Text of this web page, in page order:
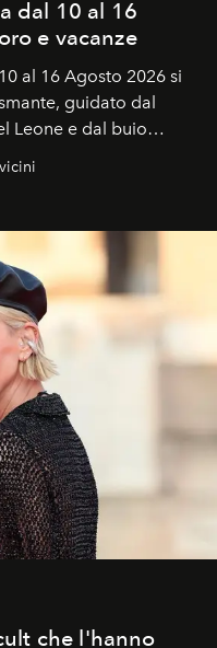
dal 10 al 16
e vacanze
al 16 Agosto 2026 si
guidato dal
Leone e dal buio
del 12 agosto,
che l'hanno